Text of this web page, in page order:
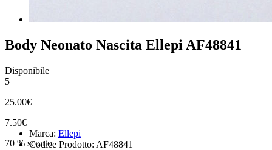
Body Neonato Nascita Ellepi AF48841
Disponibile
5
25.00€
7.50€
70 % sconto
Marca: Ellepi
Codice Prodotto: AF48841